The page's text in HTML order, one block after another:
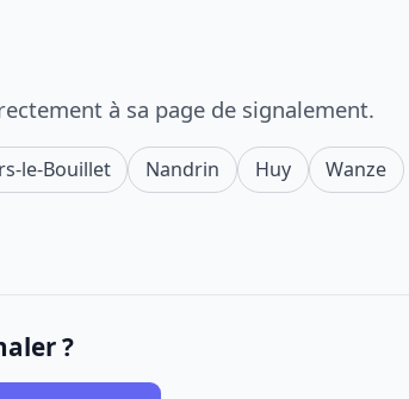
à sa page de signalement.
le-Bouillet Nandrin Huy
Wanze
?